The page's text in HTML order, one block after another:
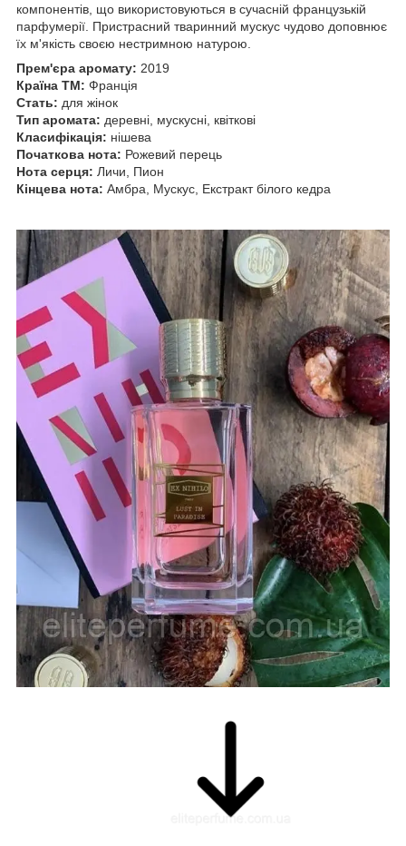
компонентів, що використовуються в сучасній французькій
парфумерії. Пристрасний тваринний мускус чудово доповнює
їх м'якість своєю нестримною натурою.
Прем'єра аромату: 2019
Країна ТМ: Франція
Стать: для жінок
Тип аромата: деревні, мускусні, квіткові
Класифікація: нішева
Початкова нота: Рожевий перець
Нота серця: Личи, Пион
Кінцева нота: Амбра, Мускус, Екстракт білого кедра